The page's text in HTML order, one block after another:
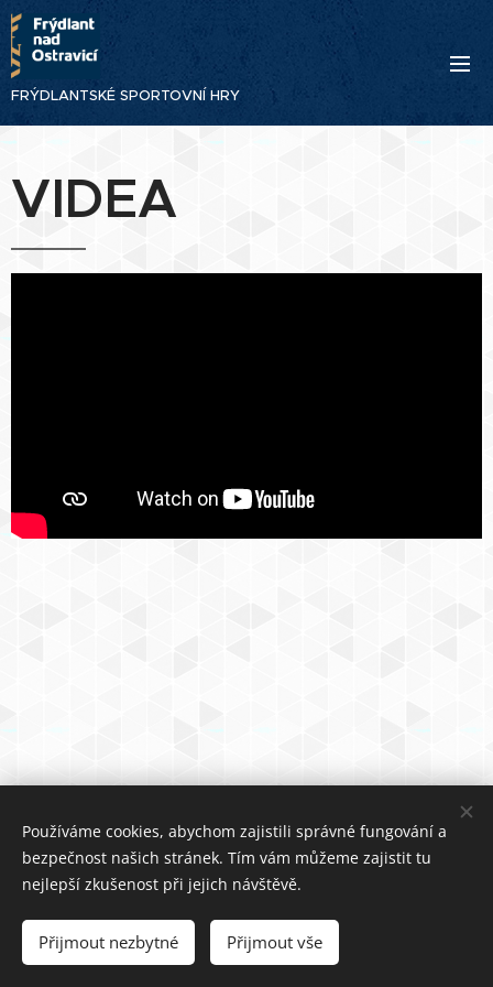
FRÝDLANTSKÉ SPORTOVNÍ HRY
VIDEA
Používáme cookies, abychom zajistili správné fungování a
bezpečnost našich stránek. Tím vám můžeme zajistit tu
nejlepší zkušenost při jejich návštěvě.
Přijmout nezbytné Přijmout vše